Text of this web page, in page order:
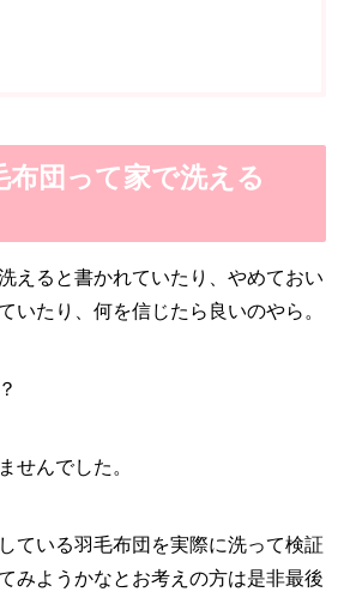
布団って家で洗える
えると書かれていたり、やめておい
いたり、何を信じたら良いのやら。
せんでした。
ている羽毛布団を実際に洗って検証
みようかなとお考えの方は是非最後